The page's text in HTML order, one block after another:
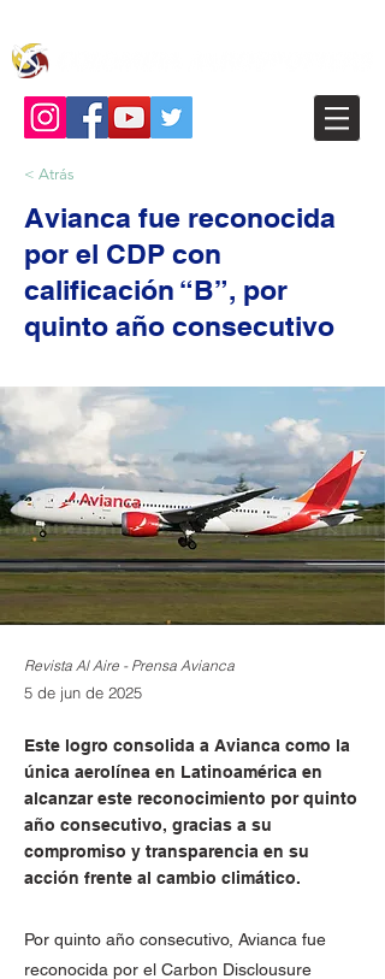
< Atrás
Avianca fue reconocida
por el CDP con
calificación “B”, por
quinto año consecutivo
Revista Al Aire - Prensa Avianca
5 de jun de 2025
Este logro consolida a Avianca como la
única aerolínea en Latinoamérica en
alcanzar este reconocimiento por quinto
año consecutivo, gracias a su
compromiso y transparencia en su
acción frente al cambio climático.
Por quinto año consecutivo, Avianca fue
reconocida por el Carbon Disclousure